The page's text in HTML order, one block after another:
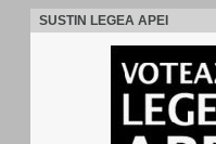
SUSTIN LEGEA APEI